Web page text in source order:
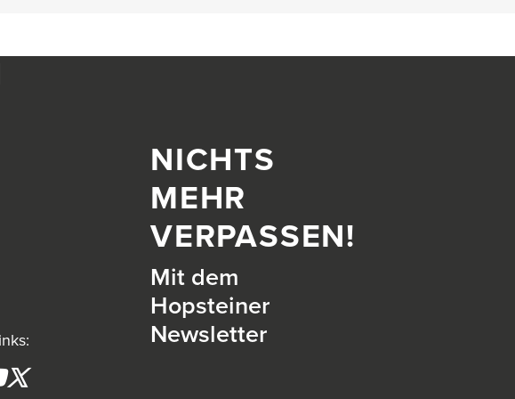
YouTube
NICHTS
MEHR
VERPASSEN!
Mit dem
Hopsteiner
Newsletter